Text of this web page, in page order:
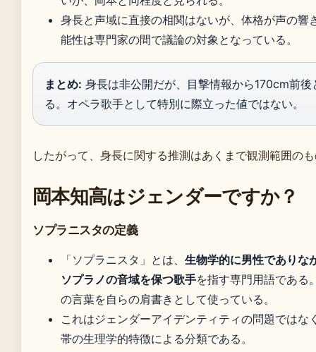
身長と声域に直接の相関はないが、体格が声の響
能性は専門家の間で議論の対象となっている。
まとめ: 身長は非公開だが、目撃情報から170cm前後
る。オペラ歌手として特別に際立った値ではない。
したがって、身長に関する推測はあくまで観測範囲の
岡本知高はジェンダーですか？
ソプラニスタの定義
「ソプラニスタ」とは、 生物学的に男性でありな
ソプラノの音域を保つ歌手を指す専門用語である
の言葉を自らの肩書きとして使っている。
これはジェンダーアイデンティティの問題ではな
帯の生理学的特徴による分類である。